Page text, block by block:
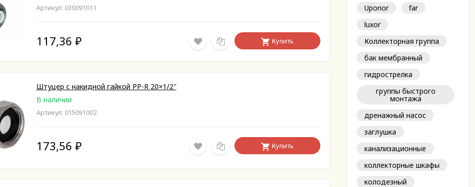
Uponor
far
luxor
Коллекторная группа
бак мембранный
гидрострелка
группы быстрого
монтажа
дренажный насос
заглушка
канализационные
коллекторные шкафы
колодезный
Артикул: 030091011
117,36 ₽ Купить
Штуцер с накидной гайкой PP-R 20×1/2″
В наличии
Артикул: 015091002
173,56 ₽ Купить